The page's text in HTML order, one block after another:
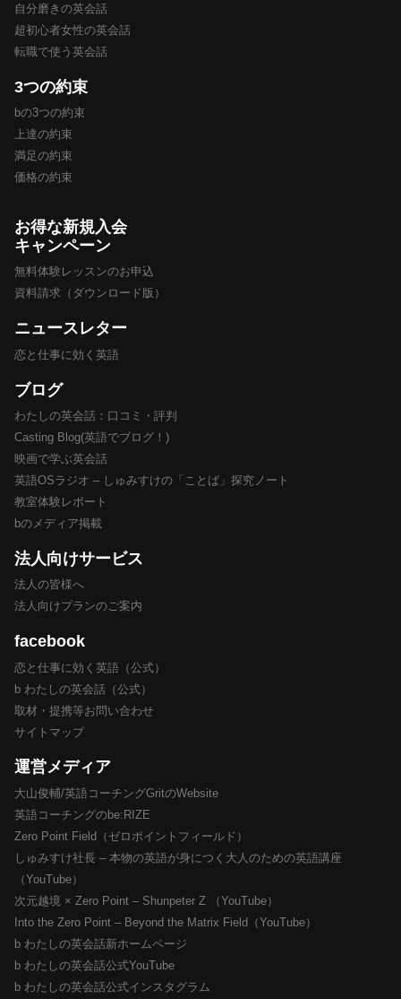
自分磨きの英会話
超初心者女性の英会話
転職で使う英会話
3つの約束
bの3つの約束
上達の約束
満足の約束
価格の約束
お得な新規入会
キャンペーン
無料体験レッスンのお申込
資料請求（ダウンロード版）
ニュースレター
恋と仕事に効く英語
ブログ
わたしの英会話：口コミ・評判
Casting Blog(英語でブログ！)
映画で学ぶ英会話
英語OSラジオ – しゅみすけの「ことば」探究ノート
教室体験レポート
bのメディア掲載
法人向けサービス
法人の皆様へ
法人向けプランのご案内
facebook
恋と仕事に効く英語（公式）
b わたしの英会話（公式）
取材・提携等お問い合わせ
サイトマップ
運営メディア
大山俊輔/英語コーチングGritのWebsite
英語コーチングのbe:RIZE
Zero Point Field（ゼロポイントフィールド）
しゅみすけ社長 – 本物の英語が身につく大人のための英語講座
（YouTube）
次元越境 × Zero Point – Shunpeter Z （YouTube）
Into the Zero Point – Beyond the Matrix Field（YouTube）
b わたしの英会話新ホームページ
b わたしの英会話公式YouTube
b わたしの英会話公式インスタグラム